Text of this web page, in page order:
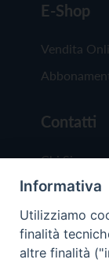
E-Shop
Vendita
Contatti
Chi Siamo
Redazione
Scrivici
Informativa
Utilizziamo
finalità
altre finalità